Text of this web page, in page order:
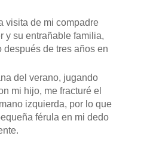
visita de mi compadre
y su entrañable familia,
de tres años en
del verano, jugando
mi hijo, me fracturé el
izquierda, por lo que
férula en mi dedo